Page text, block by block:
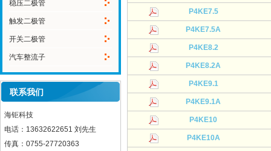
稳压二极管
触发二极管
开关二极管
汽车整流子
联系我们
海钜科技
电话：13632622651 刘先生
传真：0755-27720363
P4KE7.5
P4KE7.5A
P4KE8.2
P4KE8.2A
P4KE9.1
P4KE9.1A
P4KE10
P4KE10A